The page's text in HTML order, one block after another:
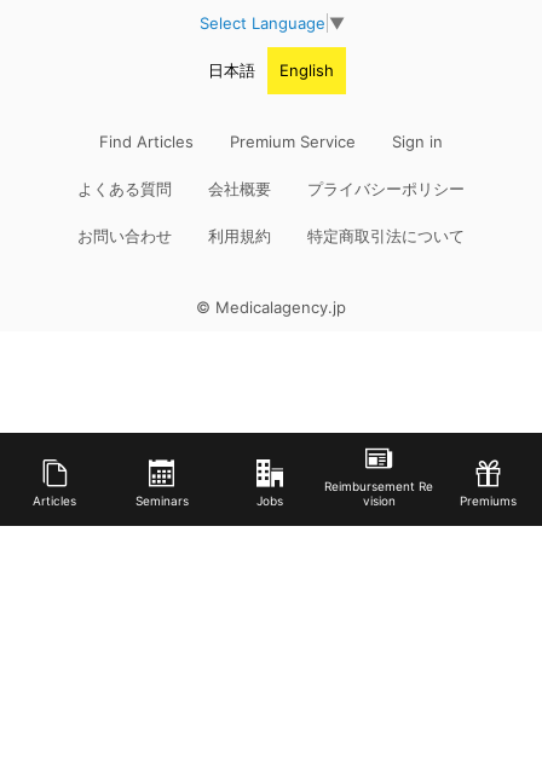
Articles Seminars Jobs
Reimbursement Re
vision
Premiums
束ゼロ活動やユマニチュードなど最新の認知症ケアを実践しているほ
か、患者様・ご家族様の願いを叶える看護を提供しています。 * 2020年
た。とてもキレイで素敵なオフィスです！ * ご活用者様・ご家族様本位
をお待ちしています * 入社後は先輩セラピストとの同行訪問によるOJT
習もグループ内で受講可能です。 * 地域専門職教育に力を入れているた
お選びいただけます。年間休日120日以上も可能のため、自分らしい理
書、計画書作成 ・ベッド上でのリハビリ、屋外歩行等 ・会社業務（チー
Select Language ▼
日本語 English
Find Articles Premium Service Sign in
よくある質問 会社概要 プライバシーポリシー
お問い合わせ 利用規約 特定商取引法について
© Medicalagency.jp